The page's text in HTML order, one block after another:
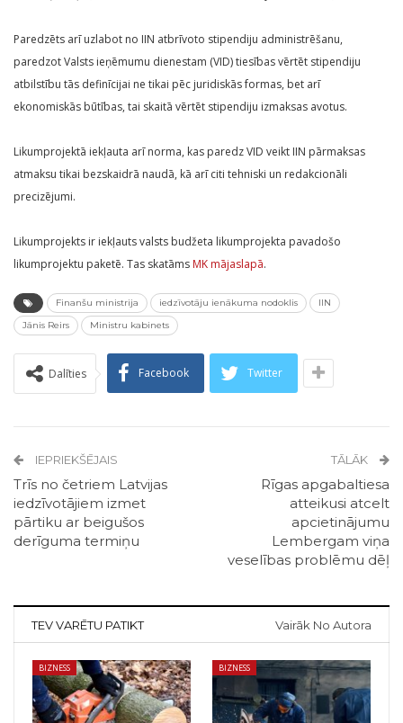
Paredzēts arī uzlabot no IIN atbrīvoto stipendiju administrēšanu,
paredzot Valsts ieņēmumu dienestam (VID) tiesības vērtēt stipendiju
atbilstību tās definīcijai ne tikai pēc juridiskās formas, bet arī
ekonomiskās būtības, tai skaitā vērtēt stipendiju izmaksas avotus.
Likumprojektā iekļauta arī norma, kas paredz VID veikt IIN pārmaksas
atmaksu tikai bezskaidrā naudā, kā arī citi tehniski un redakcionāli
precizējumi.
Likumprojekts ir iekļauts valsts budžeta likumprojekta pavadošo
likumprojektu paketē. Tas skatāms MK mājaslapā.
Finanšu ministrija iedzīvotāju ienākuma nodoklis
IIN
Jānis Reirs
Ministru kabinets
Dalīties Facebook Twitter
IEPRIEKŠĒJAIS
Trīs no četriem Latvijas
iedzīvotājiem izmet
pārtiku ar beigušos
derīguma termiņu
TĀLĀK
Rīgas apgabaltiesa
atteikusi atcelt
apcietinājumu
Lembergam viņa
veselības problēmu dēļ
TEV VARĒTU PATIKT Vairāk No Autora
BIZNESS BIZNESS